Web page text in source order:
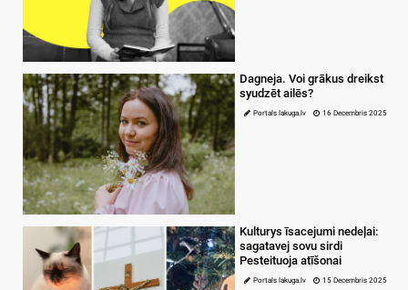
Dagneja. Voi grākus dreikst
syudzēt ailēs?
Portals lakuga.lv 16 Decembris 2025
Kulturys īsacejumi nedeļai:
sagatavej sovu sirdi
Pesteituoja atīšonai
Portals lakuga.lv 15 Decembris 2025